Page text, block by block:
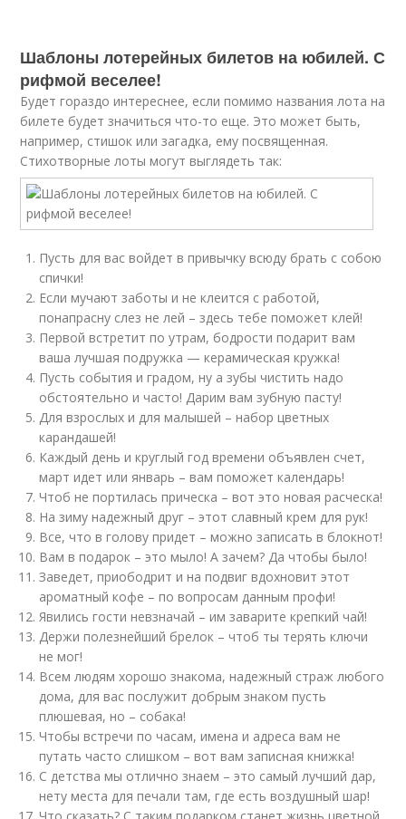
Шаблоны лотерейных билетов на юбилей. С
рифмой веселее!
Будет гораздо интереснее, если помимо названия лота на
билете будет значиться что-то еще. Это может быть,
например, стишок или загадка, ему посвященная.
Стихотворные лоты могут выглядеть так:
Пусть для вас войдет в привычку всюду брать с собою
спички!
Если мучают заботы и не клеится с работой,
понапрасну слез не лей – здесь тебе поможет клей!
Первой встретит по утрам, бодрости подарит вам
ваша лучшая подружка — керамическая кружка!
Пусть события и градом, ну а зубы чистить надо
обстоятельно и часто! Дарим вам зубную пасту!
Для взрослых и для малышей – набор цветных
карандашей!
Каждый день и круглый год времени объявлен счет,
март идет или январь – вам поможет календарь!
Чтоб не портилась прическа – вот это новая расческа!
На зиму надежный друг – этот славный крем для рук!
Все, что в голову придет – можно записать в блокнот!
Вам в подарок – это мыло! А зачем? Да чтобы было!
Заведет, приободрит и на подвиг вдохновит этот
ароматный кофе – по вопросам данным профи!
Явились гости невзначай – им заварите крепкий чай!
Держи полезнейший брелок – чтоб ты терять ключи
не мог!
Всем людям хорошо знакома, надежный страж любого
дома, для вас послужит добрым знаком пусть
плюшевая, но – собака!
Чтобы встречи по часам, имена и адреса вам не
путать часто слишком – вот вам записная книжка!
С детства мы отлично знаем – это самый лучший дар,
нету места для печали там, где есть воздушный шар!